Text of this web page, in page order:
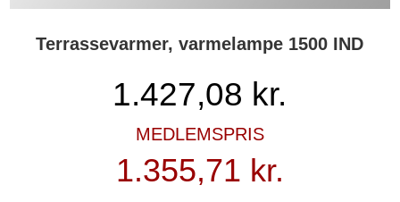
Terrassevarmer, varmelampe 1500 IND
1.427,08 kr.
MEDLEMSPRIS
1.355,71 kr.